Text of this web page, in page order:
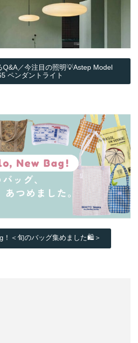
Q&A／今注目の照明💡Astep Model
ペンダントライト
！＜旬のバッグ集めました🛍️＞